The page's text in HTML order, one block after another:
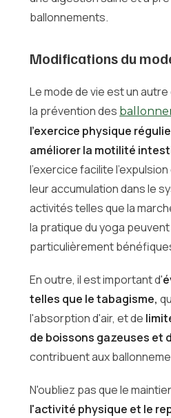
ballonnements.
Modifications du
Le mode de vie est un
la prévention des
l'exercice physique
améliorer la motilité
l'exercice facilite
leur accumulation dans le
activités telles que la
la pratique du yoga
particulièrement
En outre, il est important d'
telles que le tabagisme,
l'absorption d'air, et de
de boissons gazeuses et
contribuent aux
N'oubliez pas que le
l'activité physique et le